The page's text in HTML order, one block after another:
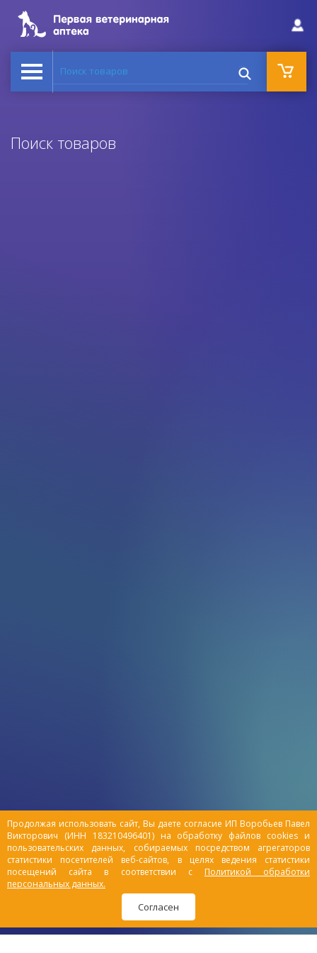
Продолжая использовать сайт, Вы даете согласие ИП Воробьев Павел
Викторович (ИНН 183210496401) на обработку файлов cookies и
пользовательских данных, собираемых посредством агрегаторов
статистики посетителей веб-сайтов, в целях ведения статистики
посещений сайта в соответствии с Политикой обработки
персональных данных.
Согласен
Поиск товаров
Поиск товаров